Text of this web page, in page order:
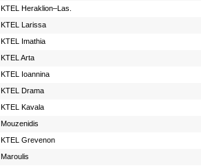
KTEL Heraklion–Las.
KTEL Larissa
KTEL Imathia
KTEL Arta
KTEL Ioannina
KTEL Drama
KTEL Kavala
Mouzenidis
ΚΤΕL Grevenon
Maroulis